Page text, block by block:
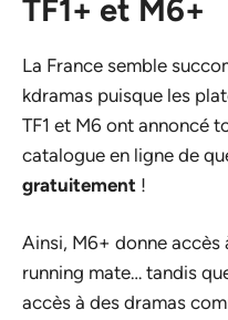
TF1+ et M6+
La France semble
kdramas puisque les
TF1 et M6 ont annoncé
catalogue en ligne de
gratuitement !
Ainsi, M6+ donne accès
running mate… tandis
accès à des dramas